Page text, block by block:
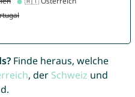
Finde heraus, welche
, der Schweiz und